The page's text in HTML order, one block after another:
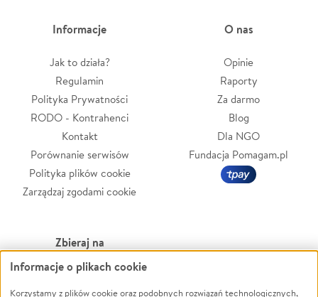
Informacje
Jak to działa?
Regulamin
Polityka Prywatności
RODO - Kontrahenci
Kontakt
Porównanie serwisów
Polityka plików cookie
Zarządzaj zgodami cookie
O nas
Opinie
Raporty
Za darmo
Blog
Dla NGO
Fundacja Pomagam.pl
Zbieraj na
Leczenie
Zwierzęta
Powódź
Informacje o plikach cookie
Korzystamy z plików cookie oraz podobnych rozwiązań technologicznych,